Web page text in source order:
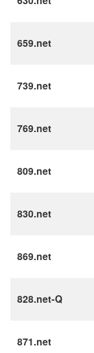
659.net
739.net
769.net
809.net
830.net
869.net
828.net-Q
871.net